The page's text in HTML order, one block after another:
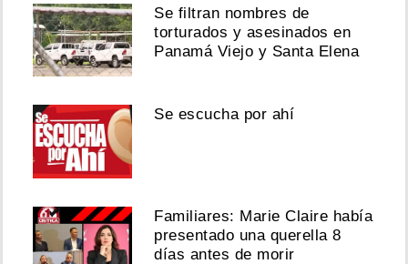
Se filtran nombres de
torturados y asesinados en
Panamá Viejo y Santa Elena
Se escucha por ahí
Familiares: Marie Claire había
presentado una querella 8
días antes de morir